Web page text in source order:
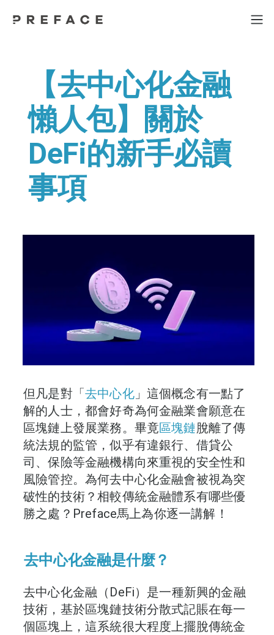
【去中心化金融
懶人包】關於
DeFi的新手必讀
事項
但凡是對「去中心化」這個概念有一點了
解的人士，都會好奇為何金融業會願意在
區塊鏈上發展業務。畢竟區塊鏈脫離了傳
統法規的監管，似乎有違銀行、借貸公
司、保險等金融機構向來重視的安全性和
風險管控。為何去中心化金融會被視為突
破性的技術？相較傳統金融體系有哪些優
勝之處？Preface馬上為你逐一講解！
去中心化金融是什麼？
去中心化金融（DeFi）是一種新興的金融
技術，基於區塊鏈技術分散式記賬在每一
個區塊上，這系統很大程度上擺脫傳統金